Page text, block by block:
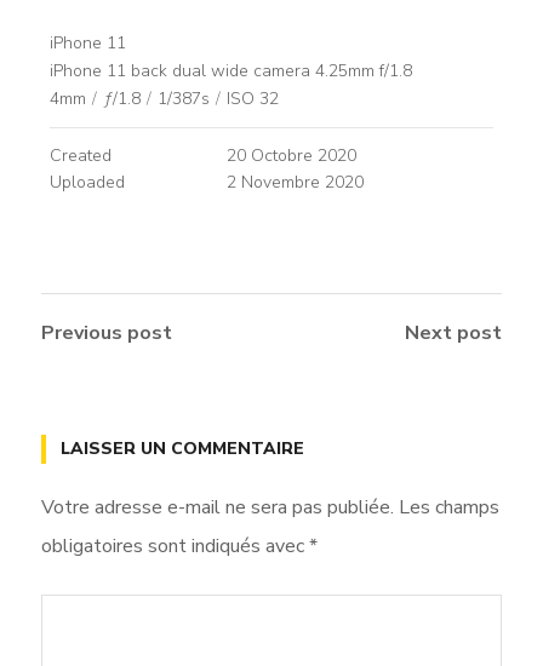
iPhone 11
iPhone 11 back dual wide camera 4.25mm f/1.8
4mm / ƒ/1.8 / 1/387s / ISO 32
Created
20 Octobre 2020
Uploaded
2 Novembre 2020
Previous post Next post
LAISSER UN COMMENTAIRE
Votre adresse e-mail ne sera pas publiée. Les champs
obligatoires sont indiqués avec*